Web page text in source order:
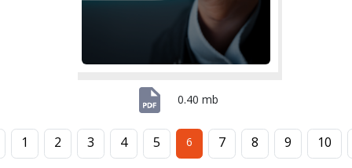
0.40 mb
1 2 3 4 5 6 7 8 9 10